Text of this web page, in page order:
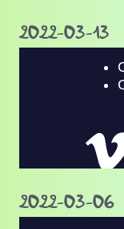
2022-03-13
2022-03-06